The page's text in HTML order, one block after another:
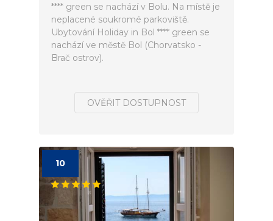
**** green se nachází v Bolu. Na místě je
neplacené soukromé parkoviště.
Ubytování Holiday in Bol **** green se
nachází ve městě Bol (Chorvatsko -
Brač ostrov).
OVĚŘIT DOSTUPNOST
10